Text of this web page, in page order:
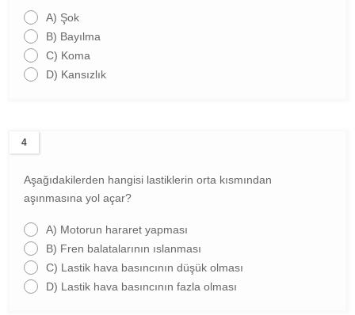
A) Şok
B) Bayılma
C) Koma
D) Kansızlık
4
Aşağıdakilerden hangisi lastiklerin orta kısmından
aşınmasına yol açar?
A) Motorun hararet yapması
B) Fren balatalarının ıslanması
C) Lastik hava basıncının düşük olması
D) Lastik hava basıncının fazla olması